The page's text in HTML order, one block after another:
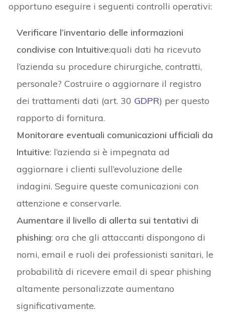
opportuno eseguire i seguenti controlli operativi:
Verificare l’inventario delle informazioni
condivise con Intuitive:quali dati ha ricevuto
l’azienda su procedure chirurgiche, contratti,
personale? Costruire o aggiornare il registro
dei trattamenti dati (art. 30 GDPR) per questo
rapporto di fornitura.
Monitorare eventuali comunicazioni ufficiali da
Intuitive: l’azienda si è impegnata ad
aggiornare i clienti sull’evoluzione delle
indagini. Seguire queste comunicazioni con
attenzione e conservarle.
Aumentare il livello di allerta sui tentativi di
phishing: ora che gli attaccanti dispongono di
nomi, email e ruoli dei professionisti sanitari, le
probabilità di ricevere email di spear phishing
altamente personalizzate aumentano
significativamente.